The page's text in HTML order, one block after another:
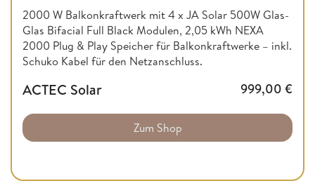
2000 W Balkonkraftwerk mit 4 x JA Solar 500W Glas-
Glas Bifacial Full Black Modulen, 2,05 kWh NEXA
2000 Plug & Play Speicher für Balkonkraftwerke – inkl.
Schuko Kabel für den Netzanschluss.
ACTEC Solar 999,00 €
Zum Shop